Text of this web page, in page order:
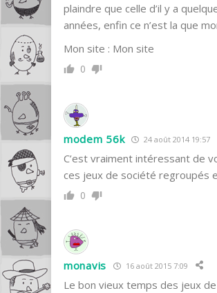
plaindre que celle d’il y a
années, enfin ce n’est la que
Mon site : Mon site
0
modem 56k 24 août 2014 19:57
C’est vraiment intéressant de
ces jeux de société regroupés
0
monavis 16 août 2015 7:09
Le bon vieux temps des jeux de